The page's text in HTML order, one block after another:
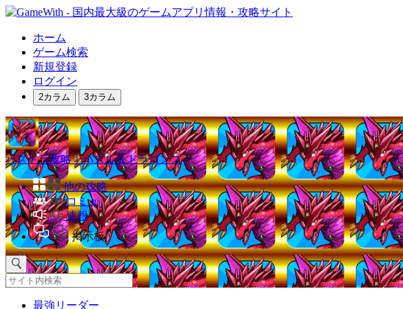
ホーム
ゲーム検索
新規登録
ログイン
2カラム 3カラム
パズドラ攻略｜パズル＆ドラゴンズ
他の攻略
コミュ
速報
掲示板
最強リーダー